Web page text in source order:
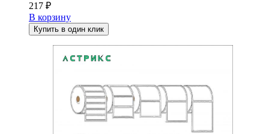
217 ₽
В корзину
Купить в один клик